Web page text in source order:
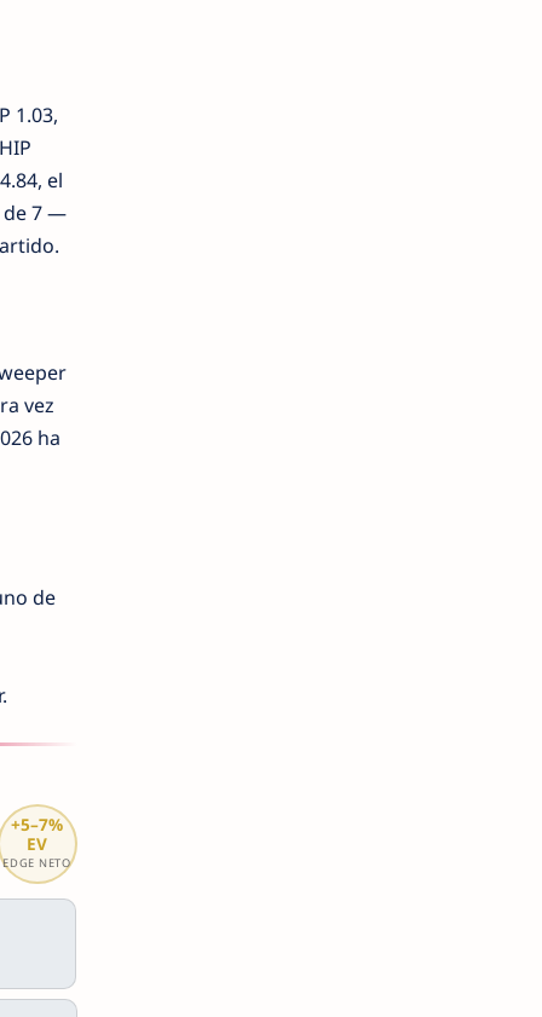
1.03,
el
de 7 —
vez
ha
de
+5–7%
EV
EDGE NETO